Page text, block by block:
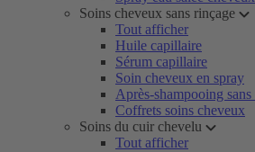
Soins cheveux sans rinçage
Tout afficher
Huile capillaire
Sérum capillaire
Soin cheveux en spray
Après-shampooing
Coffrets soins cheveux
Soins du cuir chevelu
Tout afficher